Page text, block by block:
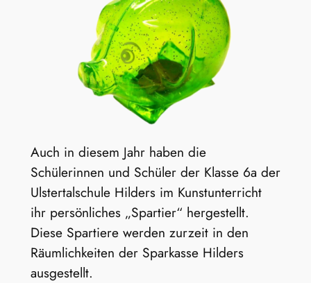
Auch in diesem Jahr haben die
Schülerinnen und Schüler der Klasse 6a der
Ulstertalschule Hilders im Kunstunterricht
ihr persönliches „Spartier“ hergestellt.
Diese Spartiere werden zurzeit in den
Räumlichkeiten der Sparkasse Hilders
ausgestellt.